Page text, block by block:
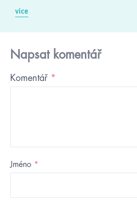
více
Napsat komentář
Komentář *
Jméno *